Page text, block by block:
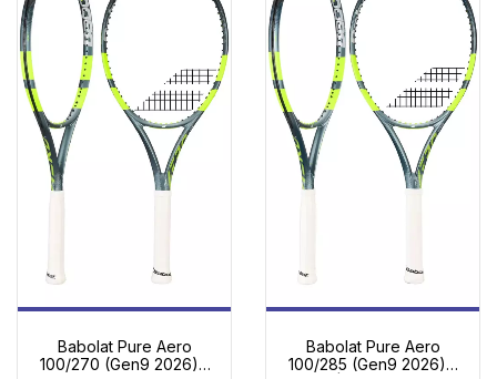
Babolat Pure Aero
100/270 (Gen9 2026) |
Babolat Pure Aero
100/285 (Gen9 2026) -